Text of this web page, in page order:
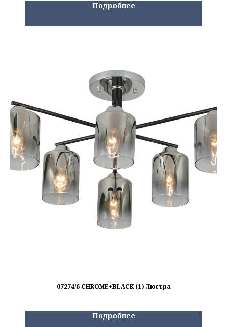
Подробнее
07274/6 CHROME+BLACK (1) Люстра
Подробнее